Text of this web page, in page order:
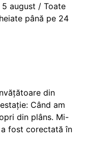
august / Toate
până pe 24
din
Când am
din plâns. Mi-
a fost corectată în